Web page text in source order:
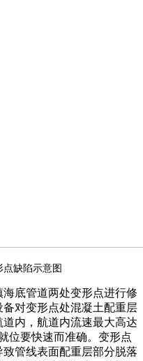
点缺陷示意图
底管道两处变形点进行修
对变形点处混凝土配重层
内，航道内流速最大高达
位要快速而准确。变形点
管线表面配重层部分脱落